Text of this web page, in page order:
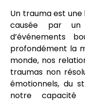
Un trauma est
causée par
d’événements
profondément la
monde, nos
traumas non
émotionnels, du
notre capacité